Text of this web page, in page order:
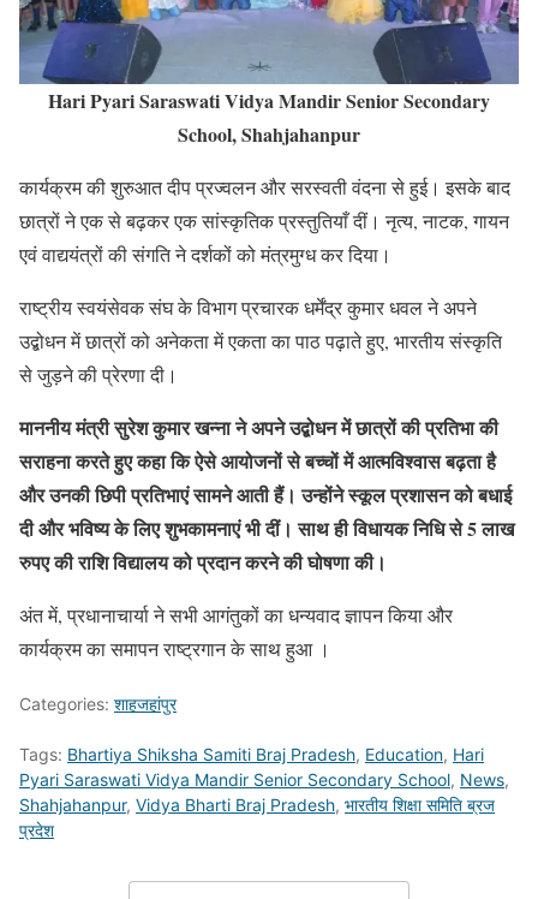
Hari Pyari Saraswati Vidya Mandir Senior Secondary
School, Shahjahanpur
कार्यक्रम की शुरुआत दीप प्रज्वलन और सरस्वती वंदना से हुई। इसके बाद
छात्रों ने एक से बढ़कर एक सांस्कृतिक प्रस्तुतियाँ दीं। नृत्य, नाटक, गायन
एवं वाद्ययंत्रों की संगति ने दर्शकों को मंत्रमुग्ध कर दिया।
राष्ट्रीय स्वयंसेवक संघ के विभाग प्रचारक धर्मेंद्र कुमार धवल ने अपने
उद्बोधन में छात्रों को अनेकता में एकता का पाठ पढ़ाते हुए, भारतीय संस्कृति
से जुड़ने की प्रेरणा दी।
माननीय मंत्री सुरेश कुमार खन्ना ने अपने उद्बोधन में छात्रों की प्रतिभा की
सराहना करते हुए कहा कि ऐसे आयोजनों से बच्चों में आत्मविश्वास बढ़ता है
और उनकी छिपी प्रतिभाएं सामने आती हैं। उन्होंने स्कूल प्रशासन को बधाई
दी और भविष्य के लिए शुभकामनाएं भी दीं। साथ ही विधायक निधि से 5 लाख
रुपए की राशि विद्यालय को प्रदान करने की घोषणा की।
अंत में, प्रधानाचार्या ने सभी आगंतुकों का धन्यवाद ज्ञापन किया और
कार्यक्रम का समापन राष्ट्रगान के साथ हुआ ।
Categories: शाहजहांपुर
Tags: Bhartiya Shiksha Samiti Braj Pradesh, Education, Hari
Pyari Saraswati Vidya Mandir Senior Secondary School, News,
Shahjahanpur, Vidya Bharti Braj Pradesh, भारतीय शिक्षा समिति ब्रज
प्रदेश